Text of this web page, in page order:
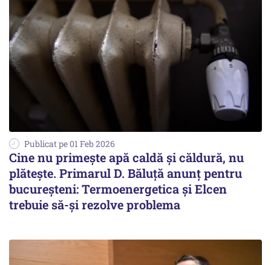
Publicat pe 01 Feb 2026
Cine nu primește apă caldă și căldură, nu
plătește. Primarul D. Băluță anunț pentru
bucureșteni: Termoenergetica și Elcen
trebuie să-și rezolve problema